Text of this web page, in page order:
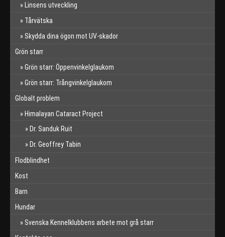
Linsens utveckling
Tårvätska
Skydda dina ögon mot UV-skador
Grön starr
Grön starr: Öppenvinkelglaukom
Grön starr: Trångvinkelglaukom
Globalt problem
Himalayan Cataract Project
Dr. Sanduk Ruit
Dr. Geoffrey Tabin
Flodblindhet
Kost
Barn
Hundar
Svenska Kennelklubbens arbete mot grå starr